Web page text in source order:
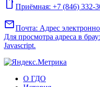
mobile Приёмная: +7 (846) 332-
mailПочта: Адрес
Для просмотра адреса в
Javascript.
О ГДО